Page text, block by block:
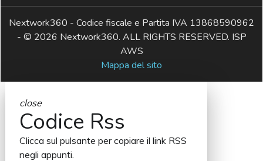
Nextwork360 - Codice fiscale e Partita IVA 13868590962
- © 2026 Nextwork360. ALL RIGHTS RESERVED. ISP
AWS
Mappa del sito
close
Codice Rss
Clicca sul pulsante per copiare il link RSS
negli appunti.